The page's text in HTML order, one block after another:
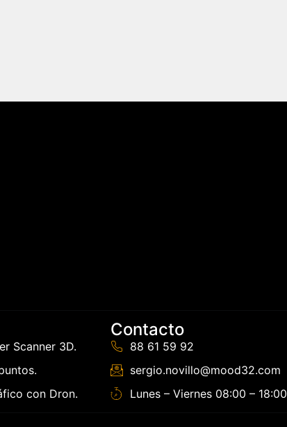
Scanner 3D.
con Dron.
Contacto
88 61 59 92
sergio.novillo@mood32.com
Lunes – Viernes 08:00 – 18:00